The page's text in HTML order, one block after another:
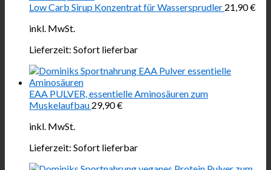
Low Carb Sirup Konzentrat für Wassersprudler 21,90€
inkl. MwSt.
Lieferzeit: Sofort lieferbar
EAA PULVER, essentielle Aminosäuren zum
Muskelaufbau 29,90€
inkl. MwSt.
Lieferzeit: Sofort lieferbar